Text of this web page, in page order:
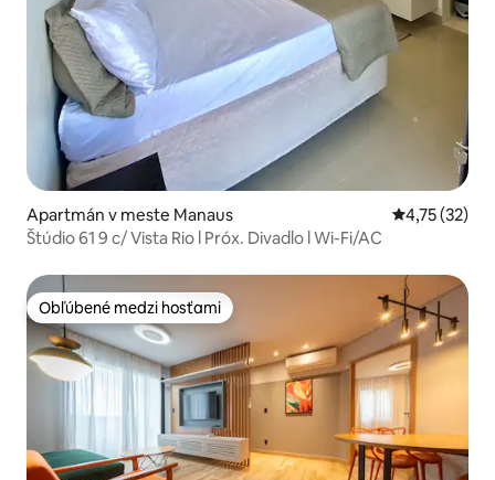
Apartmán v meste Manaus Priemerné
4,75 (32)
Štúdio 61 9 c/ Vista Rio l Próx. Divadlo l Wi-Fi/AC
Obľúbené medzi hosťami
Obľúbené medzi hosťami